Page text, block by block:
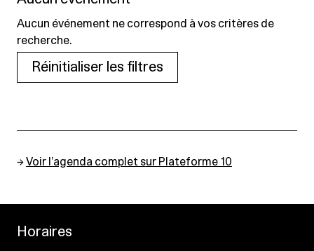
Aucun événement ne correspond à vos critères de
recherche.
Réinitialiser les filtres
→Voir l’agenda complet sur Plateforme 10
Horaires